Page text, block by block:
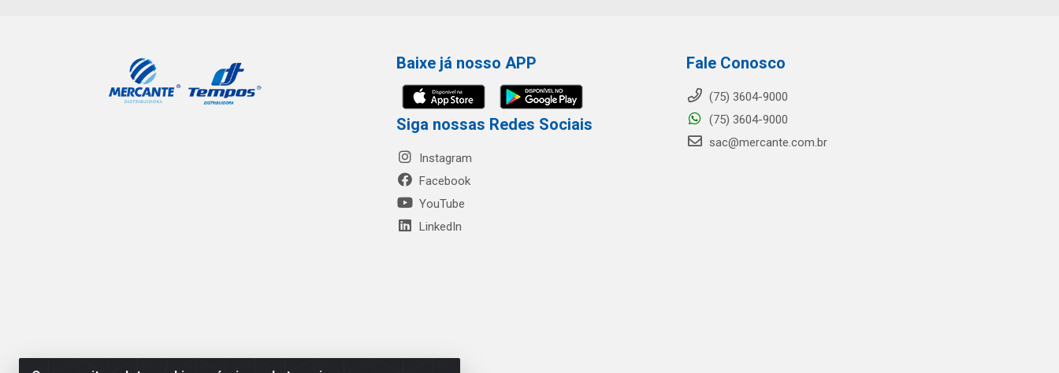
Baixe já nosso APP
Siga nossas Redes Sociais
Instagram
Facebook
YouTube
LinkedIn
Fale Conosco
(75) 3604-9000
(75) 3604-9000
sac@mercante.com.br